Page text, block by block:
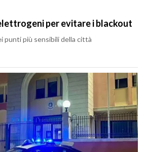
per evitare i blackout
punti più sensibili della città